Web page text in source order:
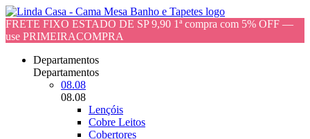
FRETE FIXO ESTADO DE SP 9,90 1ª compra com 5% OFF —
use PRIMEIRACOMPRA
Departamentos
Departamentos
08.08
08.08
Lençóis
Cobre Leitos
Cobertores